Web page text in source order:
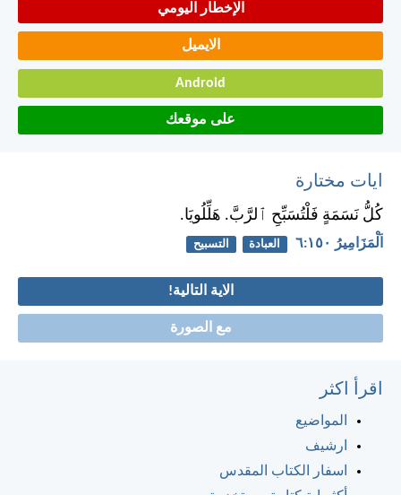
الإخطار اليومي
الايميل
Android
على موقعك
ايات مختارة
كُلُّ نَسَمَةٍ فَلْتُسَبِّحِ ٱلرَّبَّ. هَلِّلُويَا.
اَلْمَزَامِيرُ ١٥٠:‏٦ العبادة التسبيح
الاية التالية!
مع الصورة
اقرأ اكثر
المواضيع
ارشيف
اسفار الكتاب المقدس